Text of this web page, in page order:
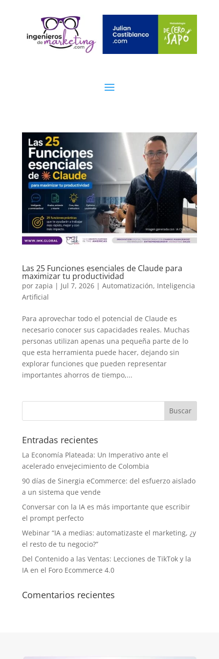
Las 25 Funciones esenciales de Claude para
maximizar tu productividad
por zapia | Jul 7, 2026| Automatización, Inteligencia
Artificial
Para aprovechar todo el potencial de Claude es
necesario conocer sus capacidades reales. Muchas
personas utilizan apenas una pequeña parte de lo
que esta herramienta puede hacer, dejando sin
explorar funciones que pueden representar
importantes ahorros de tiempo,...
Entradas recientes
La Economía Plateada: Un Imperativo ante el
acelerado envejecimiento de Colombia
90 días de Sinergia eCommerce: del esfuerzo aislado
a un sistema que vende
Conversar con la IA es más importante que escribir
el prompt perfecto
Webinar “IA a medias: automatizaste el marketing, ¿y
el resto de tu negocio?”
Del Contenido a las Ventas: Lecciones de TikTok y la
IA en el Foro Ecommerce 4.0
Comentarios recientes